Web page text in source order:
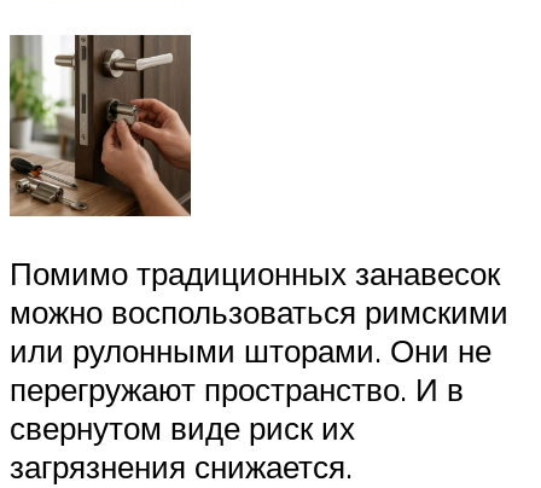
Помимо традиционных занавесок
можно воспользоваться римскими
или рулонными шторами. Они не
перегружают пространство. И в
свернутом виде риск их
загрязнения снижается.